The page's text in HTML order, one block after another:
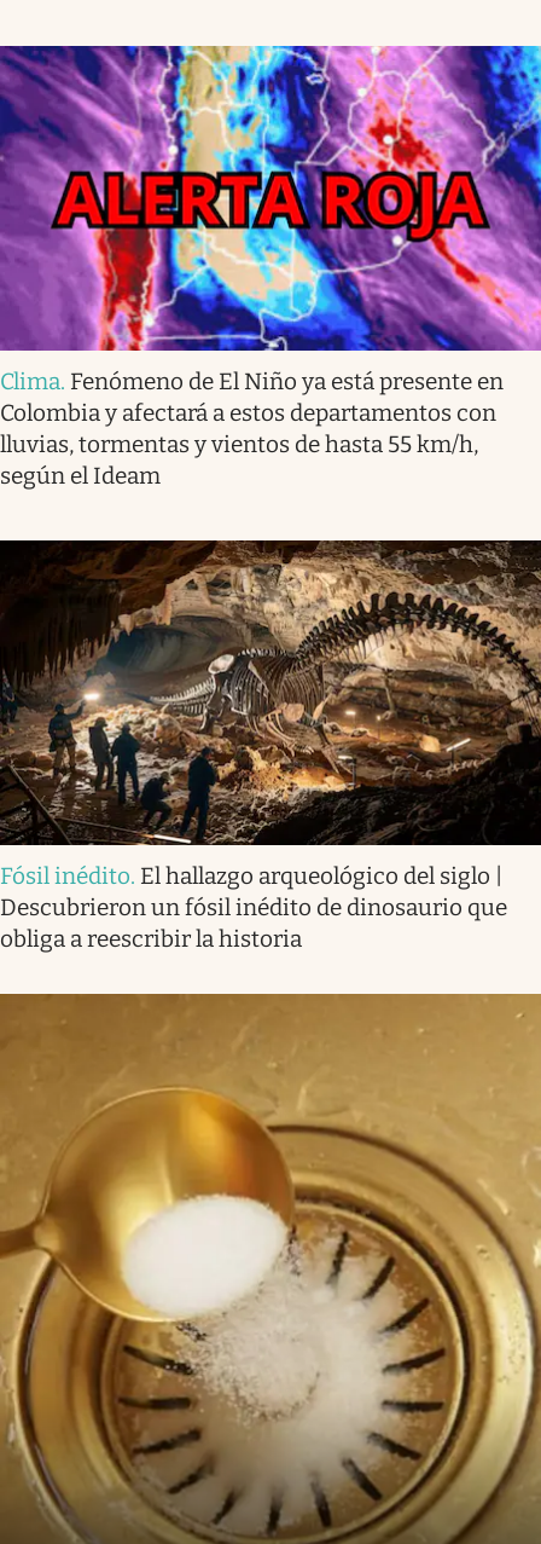
Clima. Fenómeno de El Niño ya está presente en
Colombia y afectará a estos departamentos con
lluvias, tormentas y vientos de hasta 55 km/h,
según el Ideam
Fósil inédito. El hallazgo arqueológico del siglo |
Descubrieron un fósil inédito de dinosaurio que
obliga a reescribir la historia